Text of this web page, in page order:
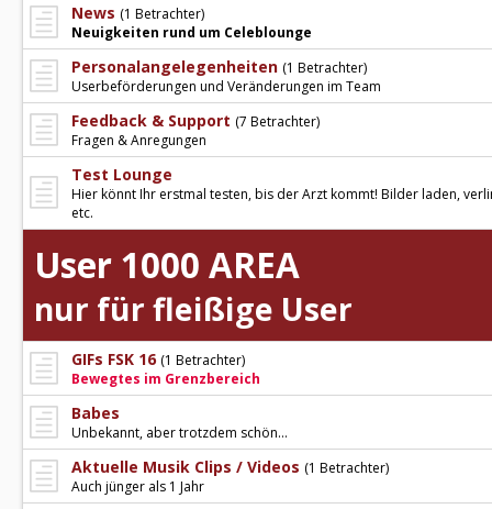
News (1 Betrachter)
Neuigkeiten rund um Celeblounge
Personalangelegenheiten (1 Betrachter)
Userbeförderungen und Veränderungen im Team
Feedback & Support (7 Betrachter)
Fragen & Anregungen
Test Lounge
Hier könnt Ihr erstmal testen, bis der Arzt kommt! Bilder laden,
etc.
User 1000 AREA
nur für fleißige User
GIFs FSK 16 (1 Betrachter)
Bewegtes im Grenzbereich
Babes
Unbekannt, aber trotzdem schön...
Aktuelle Musik Clips / Videos (1 Betrachter)
Auch jünger als 1 Jahr